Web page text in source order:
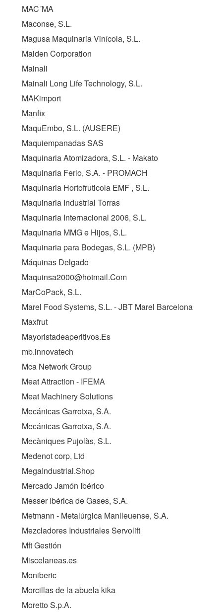
MAC´MA
Maconse, S.L.
Magusa Maquinaria Vinícola, S.L.
Maiden Corporation
Mainali
Mainali Long Life Technology, S.L.
MAKimport
Manfix
MaquEmbo, S.L. (AUSERE)
Maquiempanadas SAS
Maquinaria Atomizadora, S.L. - Makato
Maquinaria Ferlo, S.A. - PROMACH
Maquinaria Hortofruticola EMF , S.L.
Maquinaria Industrial Torras
Maquinaria Internacional 2006, S.L.
Maquinaria MMG e Hijos, S.L.
Maquinaria para Bodegas, S.L. (MPB)
Máquinas Delgado
Maquinsa2000@hotmail.Com
MarCoPack, S.L.
Marel Food Systems, S.L. - JBT Marel Barcelona
Maxfrut
Mayoristadeaperitivos.Es
mb.innovatech
Mca Network Group
Meat Attraction - IFEMA
Meat Machinery Solutions
Mecánicas Garrotxa, S.A.
Mecánicas Garrotxa, S.A.
Mecàniques Pujolàs, S.L.
Medenot corp, Ltd
MegaIndustrial.Shop
Mercado Jamón Ibérico
Messer Ibérica de Gases, S.A.
Metmann - Metalúrgica Manlleuense, S.A.
Mezcladores Industriales Servolift
Mft Gestión
Miscelaneas.es
Moniberic
Morcillas de la abuela kika
Moretto S.p.A.